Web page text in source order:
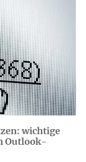
wichtige
Outlook-